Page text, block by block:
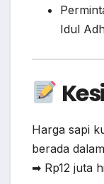
Idul
Harga sapi
berada
➡ Rp12 juta